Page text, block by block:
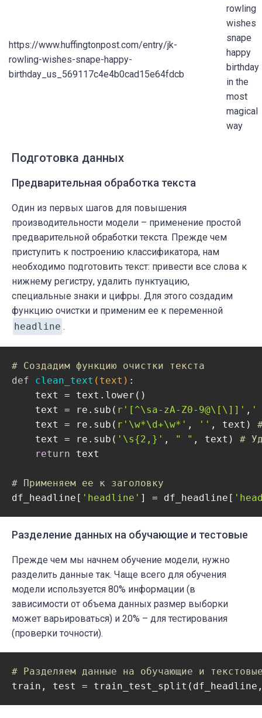
https://www.huffingtonpost.com/entry/jk-
rowling-wishes-snape-happy-
birthday_us_569117c4e4b0cad15e64fdcb
rowling
wishes
snape
happy
birthday
in the
most
magical
way
Подготовка данных
Предварительная обработка текста
Один из первых шагов для повышения
производительности модели – применение простой
предварительной обработки текста. Прежде чем
приступить к построению классификатора, нам
необходимо подготовить текст: привести все слова к
нижнему регистру, удалить пунктуацию,
специальные знаки и цифры. Для этого создадим
функцию очистки и применим ее к переменной
headline .
# Создадим функцию очистки текста
def
clean_text (text) :
    text = text.lower()
    text = re.sub(
r'[^\sa-zA-Z0-9@\[\]]' , '
    text = re.sub(
r'\w*\d+\w*' , '' , text)
    text = re.sub(
'\s{2,}' , " " , text) #
return text
# Применяем ее к заголовку
df_headline[ 'headline' ] = df_headline[
Разделение данных на обучающие и тестовые
Прежде чем мы начнем обучение модели, нужно
разделить данные так. Чаще всего для обучения
модели используется 80% информации (в
зависимости от объема данных размер выборки
может варьироваться) и 20% – для тестирования
(проверки точности).
# Разделяем данные на обучающие и
train, test =